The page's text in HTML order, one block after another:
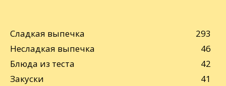
Сладкая выпечка
293
Несладкая выпечка
46
Блюда из теста
42
Закуски
41